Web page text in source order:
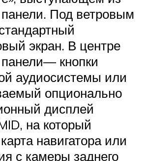
Под ветровым
экран. В центре
кнопки
аудиосистемы или
опционально
дисплей
на который
навигатора или
с камеры заднего